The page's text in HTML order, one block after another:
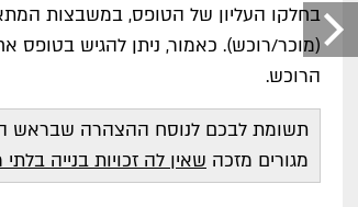
בחלקו העליון של הטופס, במשבצות
(מוכר/רוכש). כאמור, ניתן להגיש
הרוכש.
תשומת לבכם לנוסח ההצהרה שבראש
מגורים מזכה שאין לה זכויות בנייה בלתי